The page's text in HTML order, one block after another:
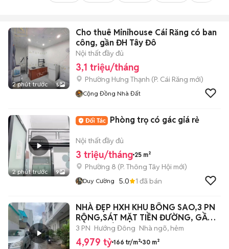
2 phút trước 5
Cho thuê Minihouse Cái Răng có ban
công, gần ĐH Tây Đô
Nội thất đầy đủ
3,1 triệu/tháng
Phường Hưng Thạnh (P. Cái Răng mới)
Cộng Đồng Nhà Đất
2 phút trước 9
Phòng trọ có gác giá rẻ
Nội thất đầy đủ
3 triệu/tháng 25 m²
Phường 8 (P. Thông Tây Hội mới)
Duy Cường 5.0 1 đã bán
NHÀ ĐẸP HXH KHU BÔNG SAO,3 PN
RỘNG,SÁT MẶT TIỀN ĐƯỜNG, GẦN
CÔNG VIÊN
3 PN Hướng Đông Nhà ngõ, hẻm
4,979 tỷ 166 tr/m² 30 m²